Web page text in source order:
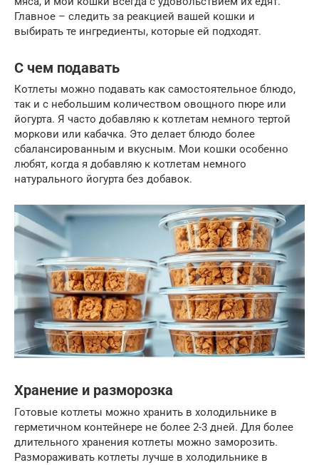
Главное – следить за реакцией вашей кошки и
выбирать те ингредиенты, которые ей подходят.
С чем подавать
Котлеты можно подавать как самостоятельное блюдо,
так и с небольшим количеством овощного пюре или
йогурта. Я часто добавляю к котлетам немного тертой
моркови или кабачка. Это делает блюдо более
сбалансированным и вкусным. Мои кошки особенно
любят, когда я добавляю к котлетам немного
натурального йогурта без добавок.
Хранение и разморозка
Готовые котлеты можно хранить в холодильнике в
герметичном контейнере не более 2-3 дней. Для более
длительного хранения котлеты можно заморозить.
Размораживать котлеты лучше в холодильнике в